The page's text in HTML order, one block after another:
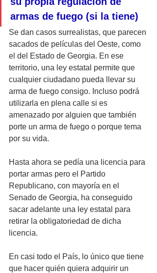
armas de fuego (si la tiene)
Se dan casos surrealistas, que parecen
sacados de películas del Oeste, como
el del Estado de Georgia. En ese
territorio, una ley estatal permite que
cualquier ciudadano pueda llevar su
arma de fuego consigo. Incluso podrá
utilizarla en plena calle si es
amenazado por alguien que también
porte un arma de fuego o porque tema
por su vida.
Hasta ahora se pedía una licencia para
portar armas pero el Partido
Republicano, con mayoría en el
Senado de Georgia, ha conseguido
sacar adelante una ley estatal para
retirar la obligatoriedad de dicha
licencia.
En casi todo el País, lo único que tiene
que hacer quién quiera adquirir un